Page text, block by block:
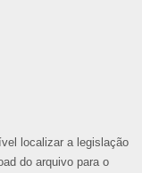
localizar a legislação
do arquivo para o